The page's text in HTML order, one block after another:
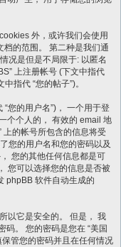
外，或许我们会使用
的范围。 第二种是我们通
况是但是不局限于: 以匿名
上注册帐号 (下文中指代
指代 “您的帖子”)。
您的用户名”)， 一个用于登
个个人的， 有效的 email 地
上的帐号所包含的信息将受
您的用户名和您的密码以及
您的其他任何信息都是可
您可以选择您的信息是否被
phpBB 软件自动生成的
以它是安全的。 但是， 我
码。 您的密码是您在 “美国
管您的密码并且在任何情况